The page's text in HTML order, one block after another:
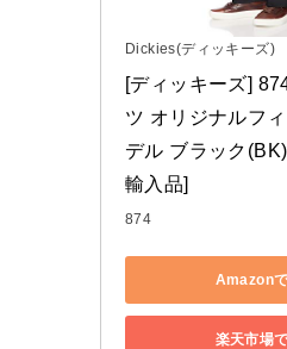
Dickies(ディッキーズ)
[ディッキーズ]
ツ オリジナルフ
デル ブラック
輸入品]
874
Amazon
楽天市場